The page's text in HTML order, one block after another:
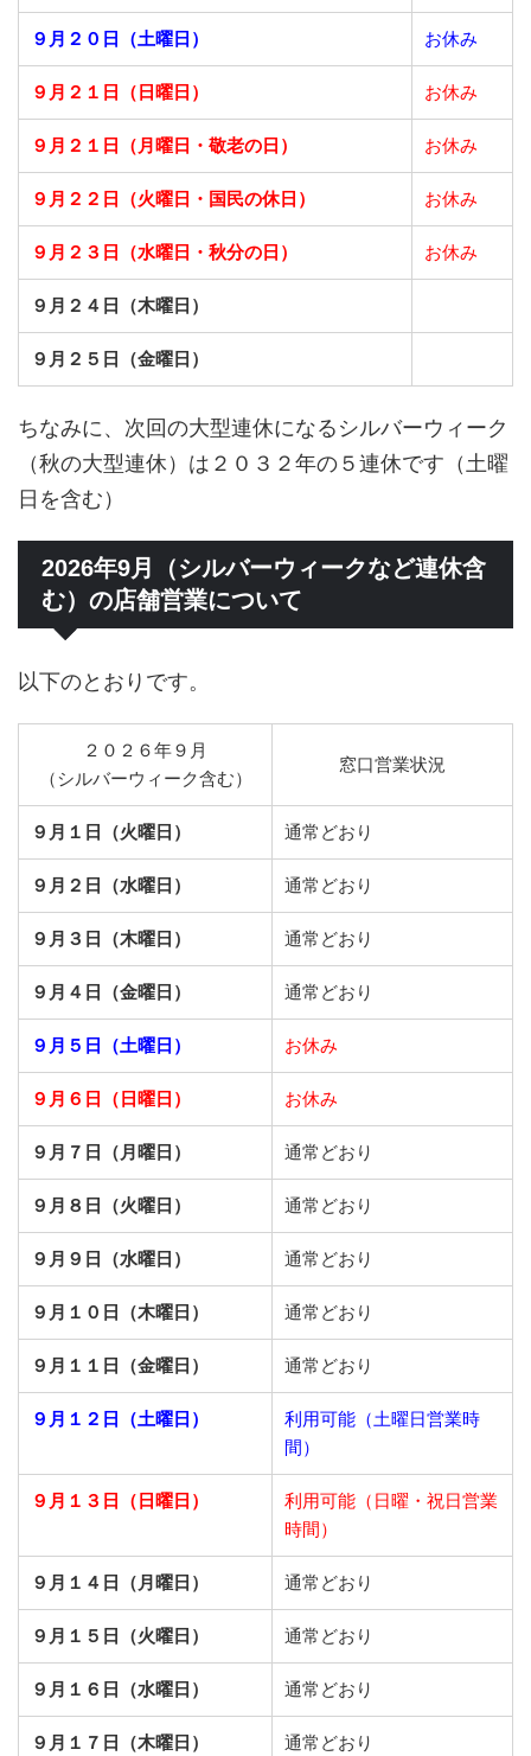
９月２０日（土曜日） お休み
９月２１日（日曜日） お休み
９月２１日（月曜日・敬老の日） お休み
９月２２日（火曜日・国民の休日） お休み
９月２３日（水曜日・秋分の日） お休み
９月２４日（木曜日）
９月２５日（金曜日）
ちなみに、次回の大型連休になるシルバーウィーク
（秋の大型連休）は２０３２年の５連休です（土曜
日を含む）
2026年9月（シルバーウィークなど連休含
む）の店舗営業について
以下のとおりです。
２０２６年９月
（シルバーウィーク含む）
窓口営業状況
９月１日（火曜日） 通常どおり
９月２日（水曜日） 通常どおり
９月３日（木曜日） 通常どおり
９月４日（金曜日） 通常どおり
９月５日（土曜日） お休み
９月６日（日曜日） お休み
９月７日（月曜日） 通常どおり
９月８日（火曜日） 通常どおり
９月９日（水曜日） 通常どおり
９月１０日（木曜日） 通常どおり
９月１１日（金曜日） 通常どおり
９月１２日（土曜日）
利用可能（土曜日営業時
間）
９月１３日（日曜日）
利用可能（日曜・祝日営業
時間）
９月１４日（月曜日） 通常どおり
９月１５日（火曜日） 通常どおり
９月１６日（水曜日） 通常どおり
９月１７日（木曜日） 通常どおり